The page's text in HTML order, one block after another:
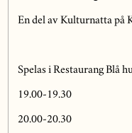
En del av Kulturnatta på
Spelas i Restaurang Blå
19.00-19.30
20.00-20.30